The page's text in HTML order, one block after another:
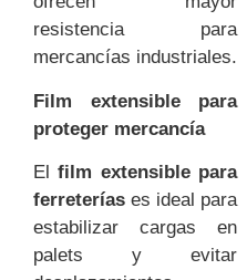
resistencia para
mercancías industriales.
Film extensible para
proteger mercancía
Elfilm extensible para
ferreterías es ideal para
estabilizar cargas en
palets y evitar